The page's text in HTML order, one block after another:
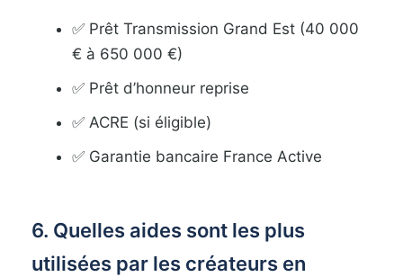
✅ Prêt Transmission Grand Est (40 000
€ à 650 000 €)
✅ Prêt d’honneur reprise
✅ ACRE (si éligible)
✅ Garantie bancaire France Active
6. Quelles aides sont les plus
utilisées par les créateurs en